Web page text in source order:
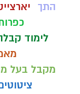
התך
לימוד
מקבל בעל